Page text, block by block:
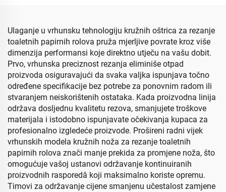
Ulaganje u vrhunsku tehnologiju kružnih oštrica za rezanje
toaletnih papirnih rolova pruža mjerljive povrate kroz više
dimenzija performansi koje direktno utječu na vašu dobit.
Prvo, vrhunska preciznost rezanja eliminiše otpad
proizvoda osiguravajući da svaka valjka ispunjava točno
određene specifikacije bez potrebe za ponovnim radom ili
stvaranjem neiskorištenih ostataka. Kada proizvodna linija
održava dosljednu kvalitetu rezova, smanjujete troškove
materijala i istodobno ispunjavate očekivanja kupaca za
profesionalno izgledeće proizvode. Prošireni radni vijek
vrhunskih modela kružnih noža za rezanje toaletnih
papirnih rolova znači manje prekida za promjene noža, što
omogućuje vašoj ustanovi održavanje kontinuiranih
proizvodnih rasporedâ koji maksimalno koriste opremu.
Timovi za održavanje cijene smanjenu učestalost zamjene